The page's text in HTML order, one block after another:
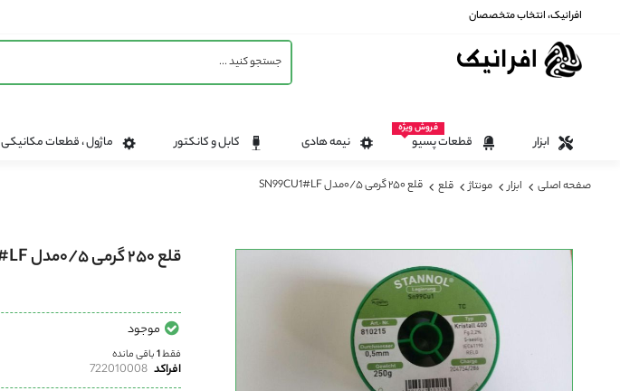
افرانیک، انتخاب متخصصان
ابزار قطعات پسیو
فروش ویژه
نیمه هادی کابل و کانکتور ماژول ، قطعات مکانیکی
صفحه اصلی ابزار مونتاژ قلع قلع ۲۵۰ گرمی ۰/۵مدل SN99CU1#LF
رفتن
قلع ۲۵۰ گرمی ۰/۵مدل SN99CU1#LF
موجود
فقط1باقی مانده
افراکد 722010008